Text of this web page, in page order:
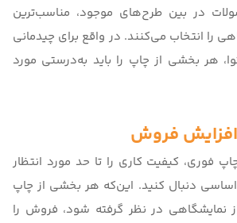
در بین طرح‌های موجود، مناسب‌ترین
را انتخاب می‌کنند. در واقع برای چیدمانی
هر بخشی از چاپ را باید به‌درستی مورد
افزایش فروش
فوری، کیفیت کاری را تا حد مورد انتظار
اساسی دنبال کنید. این‌که هر بخشی از چاپ
نمایشگاهی در نظر گرفته شود، فروش را